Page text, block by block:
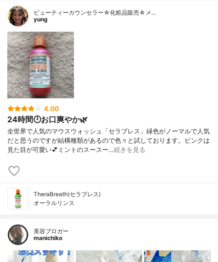
ビューティーカウンセラー☆化粧品販売☆メ…
yung
4.00
24時間🕛お口爽やか🌿
全世界で人気のマウスウォッシュ「セラブレス」緑色がノーマルで人気
だと思うのですが結構種類があるので色々と試しております。ピンクは
見た目が可愛い💕ミントのスースー…続きを見る
TheraBreath(セラブレス)
オーラルリンス
美容ブロガー
manichiko